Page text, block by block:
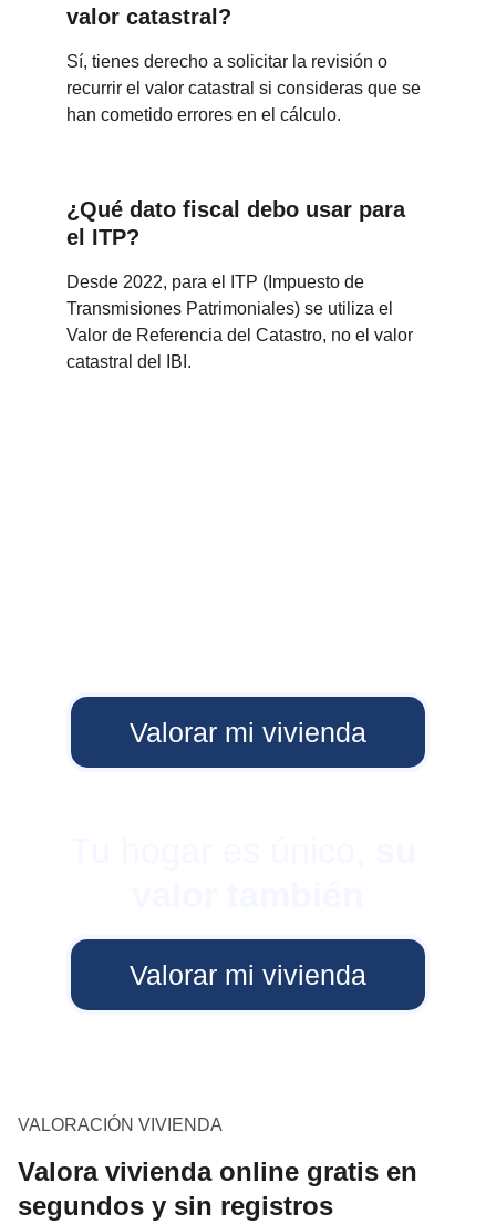
valor catastral?
Sí, tienes derecho a solicitar la revisión o
recurrir el valor catastral si consideras que se
han cometido errores en el cálculo.
¿Qué dato fiscal debo usar para
el ITP?
Desde 2022, para el ITP (Impuesto de
Transmisiones Patrimoniales) se utiliza el
Valor de Referencia del Catastro, no el valor
catastral del IBI.
Valorar mi vivienda
Valorar mi vivienda
VALORACIÓN VIVIENDA
Valora vivienda online gratis en
segundos y sin registros